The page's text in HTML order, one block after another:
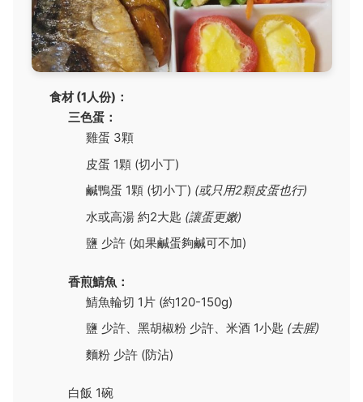
食材 (1人份)：
三色蛋：
雞蛋 3顆
皮蛋 1顆 (切小丁)
鹹鴨蛋 1顆 (切小丁) (或只用2顆皮蛋也行)
水或高湯 約2大匙 (讓蛋更嫩)
鹽 少許 (如果鹹蛋夠鹹可不加)
香煎鯖魚：
鯖魚輪切 1片 (約120-150g)
鹽 少許、黑胡椒粉 少許、米酒 1小匙 (去腥)
麵粉 少許 (防沾)
白飯 1碗